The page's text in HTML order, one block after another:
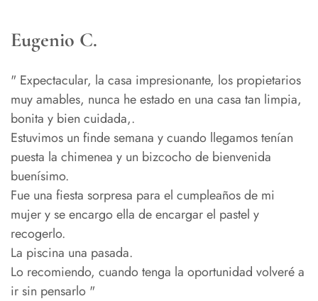
Eugenio C.
" Expectacular, la casa impresionante, los propietarios
muy amables, nunca he estado en una casa tan limpia,
bonita y bien cuidada,.
Estuvimos un finde semana y cuando llegamos tenían
puesta la chimenea y un bizcocho de bienvenida
buenísimo.
Fue una fiesta sorpresa para el cumpleaños de mi
mujer y se encargo ella de encargar el pastel y
recogerlo.
La piscina una pasada.
Lo recomiendo, cuando tenga la oportunidad volveré a
ir sin pensarlo "